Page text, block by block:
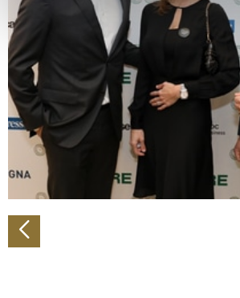
bestimmten Merkmalen
Erfahren Sie mehr darüber, wie Ihre
verarbeitet werden, und legen Sie Ihre
Abschnitt Einzelheiten
Wir verwenden Cookies, um Inhalte
personalisieren, Funktionen für soziale
zu können und die Zugriffe auf unsere
analysieren. Außerdem geben wir
Verwendung unserer Website an
Partner führen diese Informationen
weiteren Daten zusammen, die Sie